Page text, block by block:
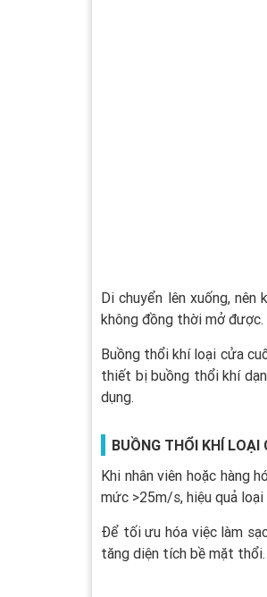
Di chuyển lên xuống,
không đồng thời mở được.
Buồng thổi khí loại cửa
thiết bị buồng thổi khí
dụng.
BUỒNG THỔI KHÍ
Khi nhân viên hoặc hàng
mức >25m/s, hiệu quả loại
Để tối ưu hóa việc làm
tăng diện tích bề mặt thổi.